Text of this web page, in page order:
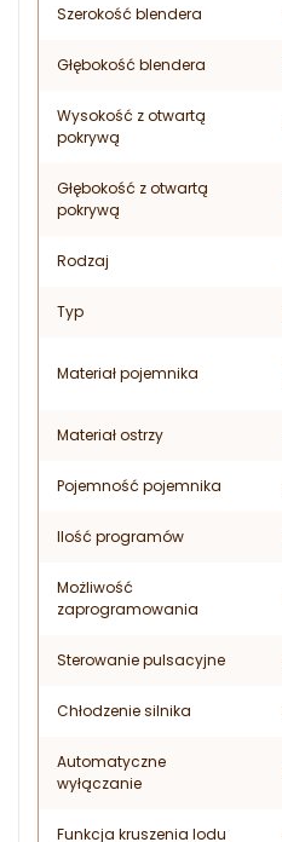
Szerokość blendera
Głębokość blendera
Wysokość z otwartą
pokrywą
Głębokość z otwartą
pokrywą
Rodzaj
Typ
Materiał pojemnika
Materiał ostrzy
Pojemność pojemnika
Ilość programów
Możliwość
zaprogramowania
Sterowanie pulsacyjne
Chłodzenie silnika
Automatyczne
wyłączanie
Funkcja kruszenia lodu